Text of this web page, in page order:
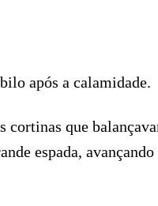
após a calamidade.
cortinas que
espada,